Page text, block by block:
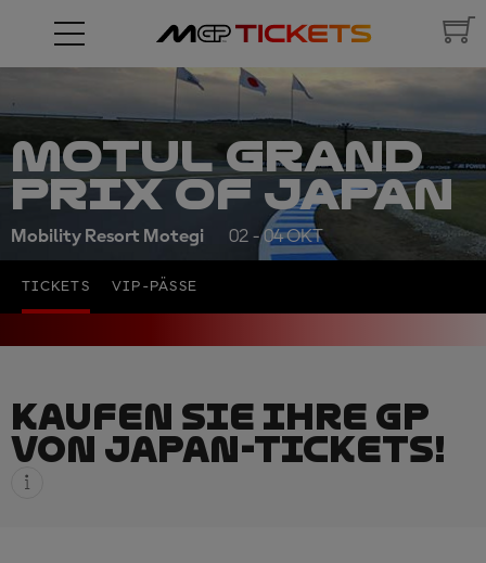
MOTUL GRAND
PRIX OF JAPAN
Mobility Resort Motegi 02 - 04 OKT
TICKETS VIP-PÄSSE
KAUFEN SIE IHRE GP
VON JAPAN-TICKETS!